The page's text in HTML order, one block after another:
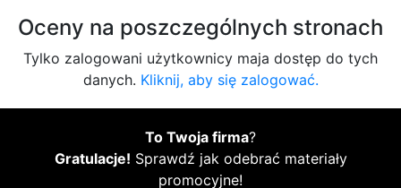
Oceny na poszczególnych stronach
Tylko zalogowani użytkownicy maja dostęp do tych
danych. Kliknij, aby się zalogować.
To Twoja firma?
Gratulacje! Sprawdź jak odebrać materiały
promocyjne!